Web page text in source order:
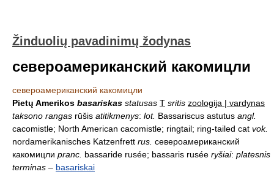
Žinduolių pavadinimų žodynas
североамериканский какомицли
североамериканский какомицли
Pietų Amerikos basariskas statusas T sritis zoologija | vardynas
taksono rangas rūšis atitikmenys: lot. Bassariscus astutus angl.
cacomistle; North American cacomistle; ringtail; ring-tailed cat vok.
nordamerikanisches Katzenfrett rus. североамериканский
какомицли pranc. bassaride rusée; bassaris rusée ryšiai: platesnis
terminas – basariskai